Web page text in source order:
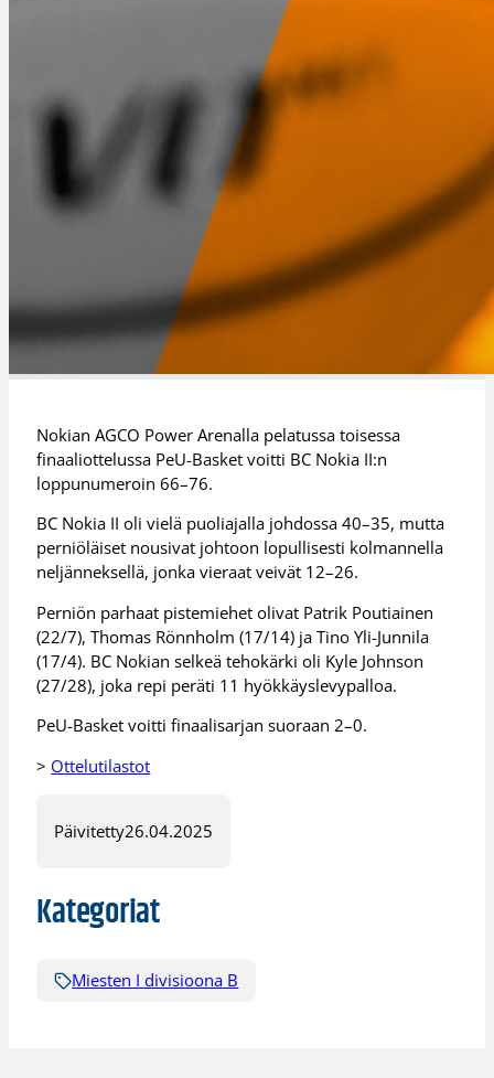
Nokian AGCO Power Arenalla pelatussa toisessa
finaaliottelussa PeU-Basket voitti BC Nokia II:n
loppunumeroin 66–76.
BC Nokia II oli vielä puoliajalla johdossa 40–35, mutta
perniöläiset nousivat johtoon lopullisesti kolmannella
neljänneksellä, jonka vieraat veivät 12–26.
Perniön parhaat pistemiehet olivat Patrik Poutiainen
(22/7), Thomas Rönnholm (17/14) ja Tino Yli-Junnila
(17/4). BC Nokian selkeä tehokärki oli Kyle Johnson
(27/28), joka repi peräti 11 hyökkäyslevypalloa.
PeU-Basket voitti finaalisarjan suoraan 2–0.
> Ottelutilastot
Päivitetty26.04.2025
Kategoriat
Miesten I divisioona B